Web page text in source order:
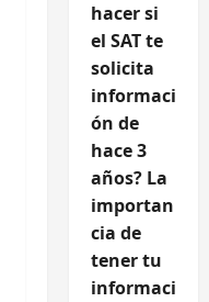
hacer si
el SAT te
solicita
informaci
ón de
hace 3
años? La
importan
cia de
tener tu
informaci